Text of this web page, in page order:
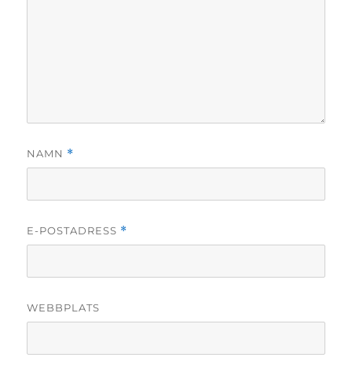
NAMN *
E-POSTADRESS *
WEBBPLATS